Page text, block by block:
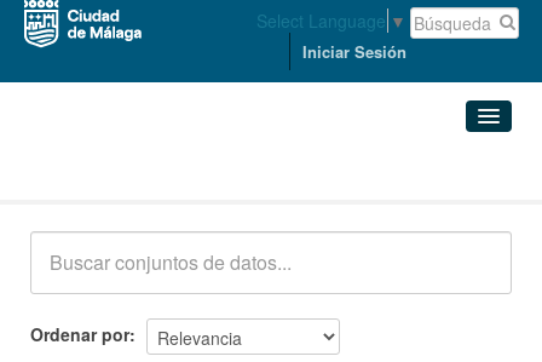
Select Language ▼
Iniciar Sesión
Ordenar por